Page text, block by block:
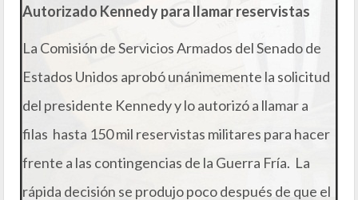
Autorizado Kennedy para llamar reservistas
La Comisión de Servicios Armados del Senado de
Estados Unidos aprobó unánimemente la solicitud
del presidente Kennedy y lo autorizó a llamar a
filas hasta 150 mil reservistas militares para hacer
frente a las contingencias de la Guerra Fría. La
rápida decisión se produjo poco después de que el